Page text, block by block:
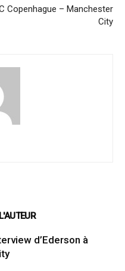
Copenhague – Manchester
City
d’Ederson à